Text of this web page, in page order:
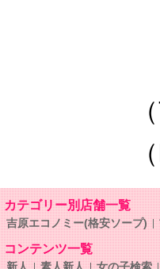
カテゴリー別店舗一覧
吉原エコノミー(格安ソープ)
コンテンツ一覧